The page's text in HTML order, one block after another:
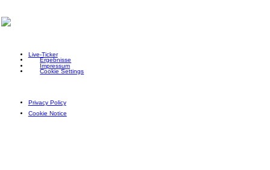
Live-Ticker
Ergebnisse
Impressum
Cookie Settings
Privacy Policy
Cookie Notice